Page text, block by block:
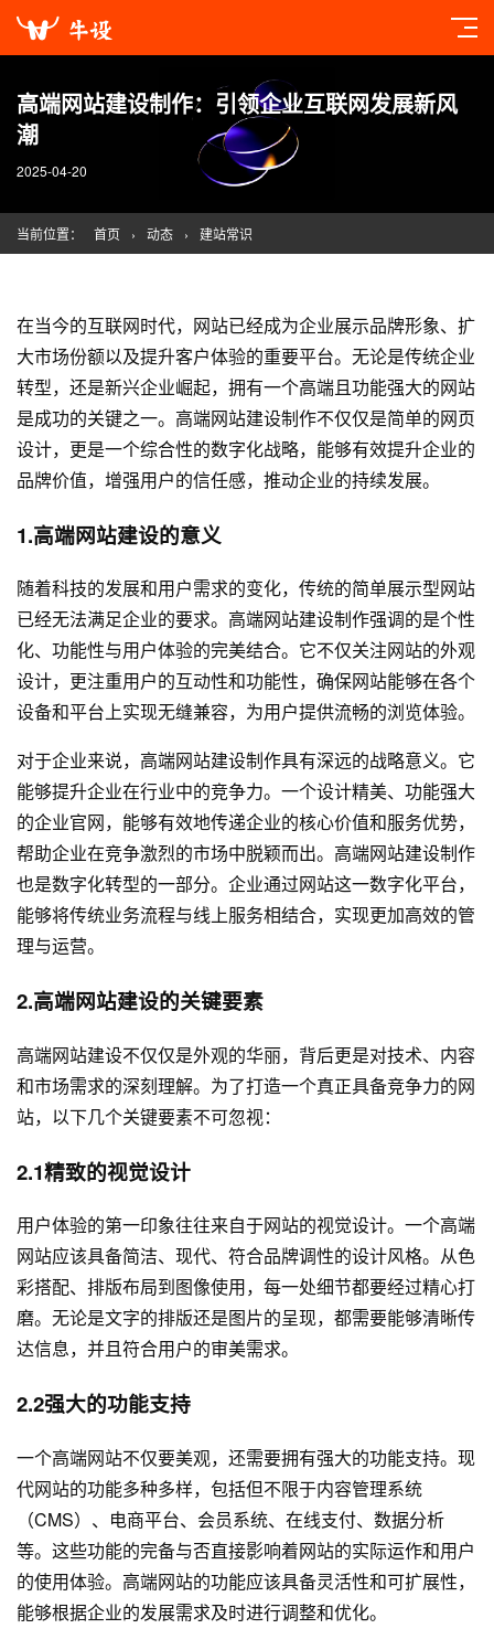
高端网站建设制作：引领企业互联网发展新风
潮
2025-04-20
当前位置： 首页 › 动态 › 建站常识
在当今的互联网时代，网站已经成为企业展示品牌形象、扩
大市场份额以及提升客户体验的重要平台。无论是传统企业
转型，还是新兴企业崛起，拥有一个高端且功能强大的网站
是成功的关键之一。高端网站建设制作不仅仅是简单的网页
设计，更是一个综合性的数字化战略，能够有效提升企业的
品牌价值，增强用户的信任感，推动企业的持续发展。
1.高端网站建设的意义
随着科技的发展和用户需求的变化，传统的简单展示型网站
已经无法满足企业的要求。高端网站建设制作强调的是个性
化、功能性与用户体验的完美结合。它不仅关注网站的外观
设计，更注重用户的互动性和功能性，确保网站能够在各个
设备和平台上实现无缝兼容，为用户提供流畅的浏览体验。
对于企业来说，高端网站建设制作具有深远的战略意义。它
能够提升企业在行业中的竞争力。一个设计精美、功能强大
的企业官网，能够有效地传递企业的核心价值和服务优势，
帮助企业在竞争激烈的市场中脱颖而出。高端网站建设制作
也是数字化转型的一部分。企业通过网站这一数字化平台，
能够将传统业务流程与线上服务相结合，实现更加高效的管
理与运营。
2.高端网站建设的关键要素
高端网站建设不仅仅是外观的华丽，背后更是对技术、内容
和市场需求的深刻理解。为了打造一个真正具备竞争力的网
站，以下几个关键要素不可忽视：
2.1精致的视觉设计
用户体验的第一印象往往来自于网站的视觉设计。一个高端
网站应该具备简洁、现代、符合品牌调性的设计风格。从色
彩搭配、排版布局到图像使用，每一处细节都要经过精心打
磨。无论是文字的排版还是图片的呈现，都需要能够清晰传
达信息，并且符合用户的审美需求。
2.2强大的功能支持
一个高端网站不仅要美观，还需要拥有强大的功能支持。现
代网站的功能多种多样，包括但不限于内容管理系统
（CMS）、电商平台、会员系统、在线支付、数据分析
等。这些功能的完备与否直接影响着网站的实际运作和用户
的使用体验。高端网站的功能应该具备灵活性和可扩展性，
能够根据企业的发展需求及时进行调整和优化。